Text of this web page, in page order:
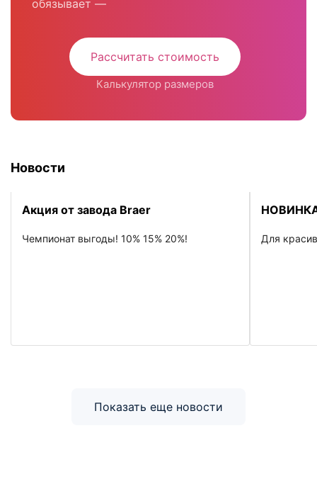
обязывает —
Рассчитать стоимость
Калькулятор размеров
Новости
Акция от завода Braer
Чемпионат выгоды! 10% 15% 20%! Для
Показать еще новости